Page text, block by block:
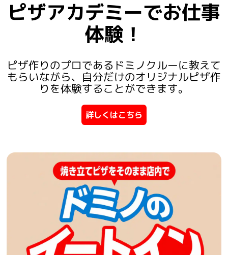
ピザアカデミーでお仕事
体験！
ピザ作りのプロであるドミノクルーに教えて
もらいながら、自分だけのオリジナルピザ作
りを体験することができます。
詳しくはこちら